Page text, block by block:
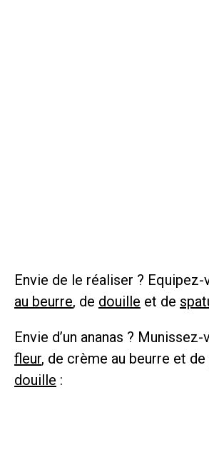
Envie de le réaliser ? Equipez-
au beurre, de douille et de
Envie d’un ananas ? Munissez-
fleur, de crème au beurre et de
douille :